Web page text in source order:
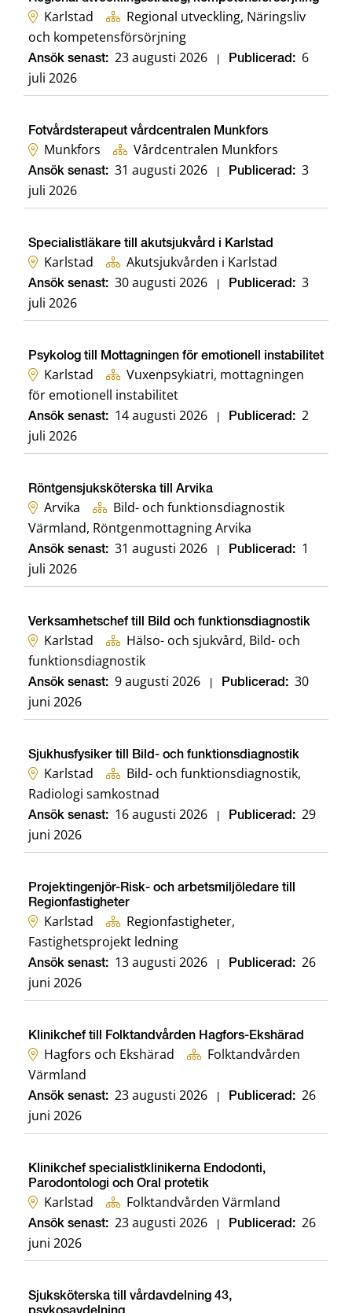
Karlstad
Regional utveckling, Näringsliv
och kompetensförsörjning
Ansök senast: 23 augusti 2026 Publicerad: 6
juli 2026
Fotvårdsterapeut vårdcentralen Munkfors
Munkfors Vårdcentralen Munkfors
Ansök senast: 31 augusti 2026 Publicerad: 3
juli 2026
Specialistläkare till akutsjukvård i Karlstad
Karlstad Akutsjukvården i Karlstad
Ansök senast: 30 augusti 2026 Publicerad: 3
juli 2026
Psykolog till Mottagningen för emotionell instabilitet
Karlstad
Vuxenpsykiatri, mottagningen
för emotionell instabilitet
Ansök senast: 14 augusti 2026 Publicerad: 2
juli 2026
Röntgensjuksköterska till Arvika
Arvika
Bild- och funktionsdiagnostik
Värmland, Röntgenmottagning Arvika
Ansök senast: 31 augusti 2026 Publicerad: 1
juli 2026
Verksamhetschef till Bild och funktionsdiagnostik
Karlstad
Hälso- och sjukvård, Bild- och
funktionsdiagnostik
Ansök senast: 9 augusti 2026 Publicerad: 30
juni 2026
Sjukhusfysiker till Bild- och funktionsdiagnostik
Karlstad
Bild- och funktionsdiagnostik,
Radiologi samkostnad
Ansök senast: 16 augusti 2026 Publicerad: 29
juni 2026
Projektingenjör-Risk- och arbetsmiljöledare till
Regionfastigheter
Karlstad
Regionfastigheter,
Fastighetsprojekt ledning
Ansök senast: 13 augusti 2026 Publicerad: 26
juni 2026
Klinikchef till Folktandvården Hagfors-Ekshärad
Hagfors och Ekshärad
Folktandvården
Värmland
Ansök senast: 23 augusti 2026 Publicerad: 26
juni 2026
Klinikchef specialistklinikerna Endodonti,
Parodontologi och Oral protetik
Karlstad Folktandvården Värmland
Ansök senast: 23 augusti 2026 Publicerad: 26
juni 2026
Sjuksköterska till vårdavdelning 43,